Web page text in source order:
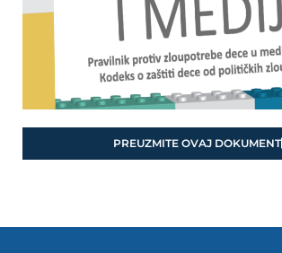
PREUZMITE OVAJ DOKUMENT